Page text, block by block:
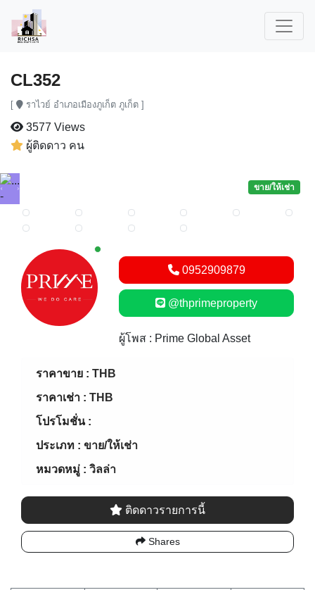
CL352
[ ราไวย์ อำเภอเมืองภูเก็ต ภูเก็ต ]
3577 Views
ผู้ติดดาว คน
Previous
ขาย/ให้เช่า
New alerts
0952909879
@thprimeproperty
ผู้โพส : Prime Global Asset
ราคาขาย : THB
ราคาเช่า : THB
โปรโมชั่น :
ประเภท : ขาย/ให้เช่า
หมวดหมู่ : วิลล่า
ติดดาวรายการนี้
Shares